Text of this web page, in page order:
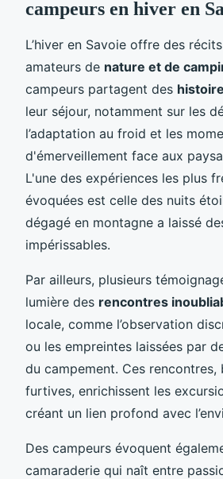
campeurs en hiver en
L’hiver en Savoie offre des
amateurs de nature et de
campeurs partagent des
leur séjour, notamment sur les
l’adaptation au froid et les
d'émerveillement face aux
L'une des expériences les plus
évoquées est celle des nuits
dégagé en montagne a laissé
impérissables.
Par ailleurs, plusieurs
lumière des rencontres
locale, comme l’observation
ou les empreintes laissées par
du campement. Ces rencontres,
furtives, enrichissent les
créant un lien profond avec
Des campeurs évoquent
camaraderie qui naît entre